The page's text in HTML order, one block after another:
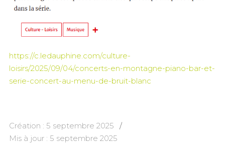
https://c.ledauphine.com/culture-
loisirs/2025/09/04/concerts-en-montagne-piano-bar-et-
serie-concert-au-menu-de-bruit-blanc
Création : 5 septembre 2025
Mis à jour : 5 septembre 2025